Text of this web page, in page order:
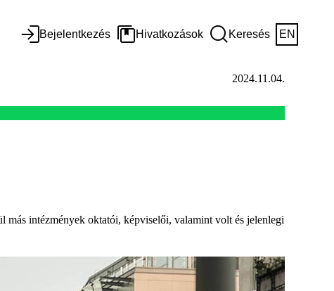
Bejelentkezés Hivatkozások Keresés EN
2024.11.04.
intézmények oktatói, képviselői, valamint volt és jelenlegi